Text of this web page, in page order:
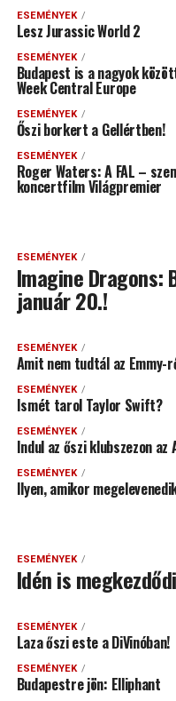
ESEMÉNYEK
Lesz Jurassic World 2
ESEMÉNYEK
Budapest is a nagyok
Week Central Europe
ESEMÉNYEK
Őszi borkert a Gellértben!
ESEMÉNYEK
Roger Waters: A FAL –
koncertfilm Világpremier
ESEMÉNYEK
Imagine Dragons:
január 20.!
ESEMÉNYEK
Amit nem tudtál az Emmy-
ESEMÉNYEK
Ismét tarol Taylor Swift?
ESEMÉNYEK
Indul az őszi klubszezon az
ESEMÉNYEK
Ilyen, amikor
ESEMÉNYEK
Idén is
ESEMÉNYEK
Laza őszi este a DiVinóban!
ESEMÉNYEK
Budapestre jön: Elliphant